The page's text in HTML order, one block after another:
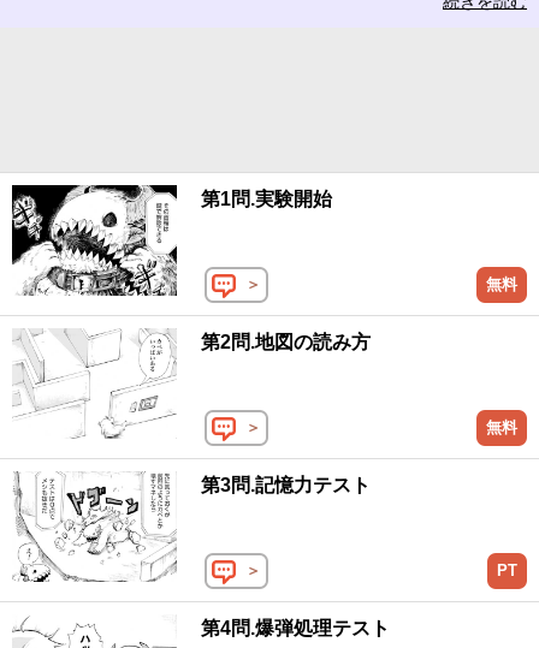
第1問.実験開始
＞ 無料
第2問.地図の読み方
＞ 無料
第3問.記憶力テスト
＞ PT
第4問.爆弾処理テスト